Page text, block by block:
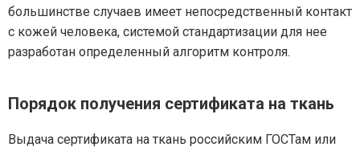
большинстве случаев имеет непосредственный контакт
с кожей человека, системой стандартизации для нее
разработан определенный алгоритм контроля.
Порядок получения сертификата на ткань
Выдача сертификата на ткань российским ГОСТам или